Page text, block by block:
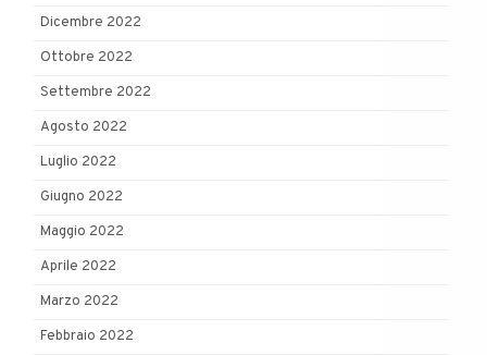
Dicembre 2022
Ottobre 2022
Settembre 2022
Agosto 2022
Luglio 2022
Giugno 2022
Maggio 2022
Aprile 2022
Marzo 2022
Febbraio 2022